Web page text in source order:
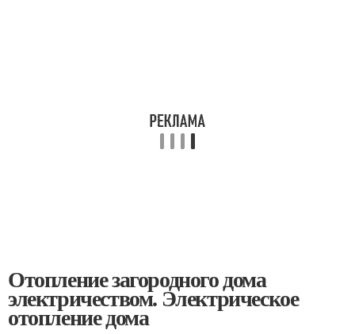
Отопление загородного дома
электричеством. Электрическое
отопление дома